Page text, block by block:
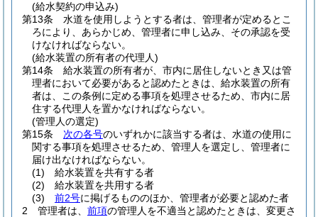
(給水契約の申込み)
第13条
水道を使用しようとする者は、管理者が定めるとこ
ろにより、あらかじめ、管理者に申し込み、その承認を受
けなければならない。
(給水装置の所有者の代理人)
第14条
給水装置の所有者が、市内に居住しないとき又は管
理者において必要があると認めたときは、給水装置の所有
者は、この条例に定める事項を処理させるため、市内に居
住する代理人を置かなければならない。
(管理人の選定)
第15条
次の各号のいずれかに該当する者は、水道の使用に
関する事項を処理させるため、管理人を選定し、管理者に
届け出なければならない。
(1)
給水装置を共有する者
(2)
給水装置を共用する者
(3)
前2号に掲げるもののほか、管理者が必要と認めた者
2
管理者は、 前項の管理人を不適当と認めたときは、変更さ